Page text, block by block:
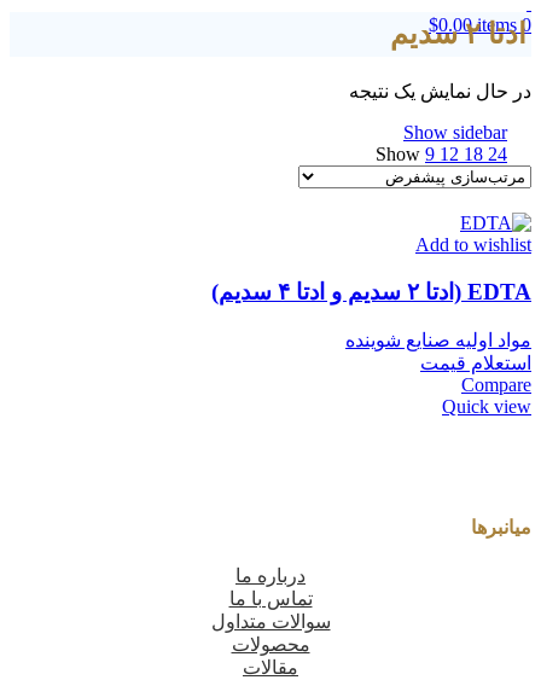
0
items
$0.00 ادتا ۲ سدیم
در حال نمایش یک نتیجه
Show sidebar
Show 9 12 18 24
Add to wishlist
EDTA (ادتا ۲ سدیم و ادتا ۴ سدیم)
مواد اولیه صنایع شوینده
استعلام قیمت
Compare
Quick view
میانبرها
درباره ما
تماس با ما
سوالات متداول
محصولات
مقالات